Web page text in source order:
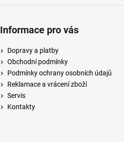
Informace pro vás
Dopravy a platby
Obchodní podmínky
Podmínky ochrany osobních údajů
Reklamace a vrácení zboží
Servis
Kontakty